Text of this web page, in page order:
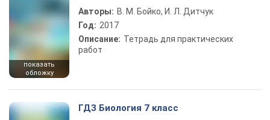
показать
обложку
Авторы: В. М. Бойко, И. Л. Дитчук
Год: 2017
Описание: Тетрадь для практических
работ
ГДЗ Биология 7 класс